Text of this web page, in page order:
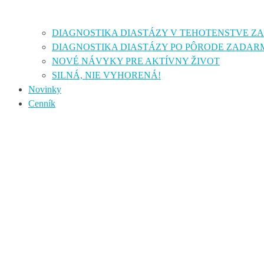
DIAGNOSTIKA DIASTÁZY V TEHOTENSTVE
DIAGNOSTIKA DIASTÁZY PO PÔRODE
NOVÉ NÁVYKY PRE AKTÍVNY ŽIVOT
SILNÁ, NIE VYHORENÁ!
Novinky
Cenník